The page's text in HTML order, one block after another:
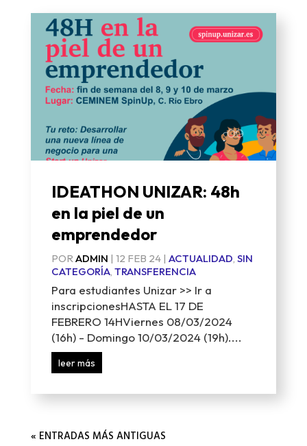
IDEATHON UNIZAR: 48h
en la piel de un
emprendedor
PORADMIN | 12 FEB 24| ACTUALIDAD, SIN
CATEGORÍA, TRANSFERENCIA
Para estudiantes Unizar >> Ir a
inscripcionesHASTA EL 17 DE
FEBRERO 14HViernes 08/03/2024
(16h) - Domingo 10/03/2024 (19h)....
leer más
« ENTRADAS MÁS ANTIGUAS